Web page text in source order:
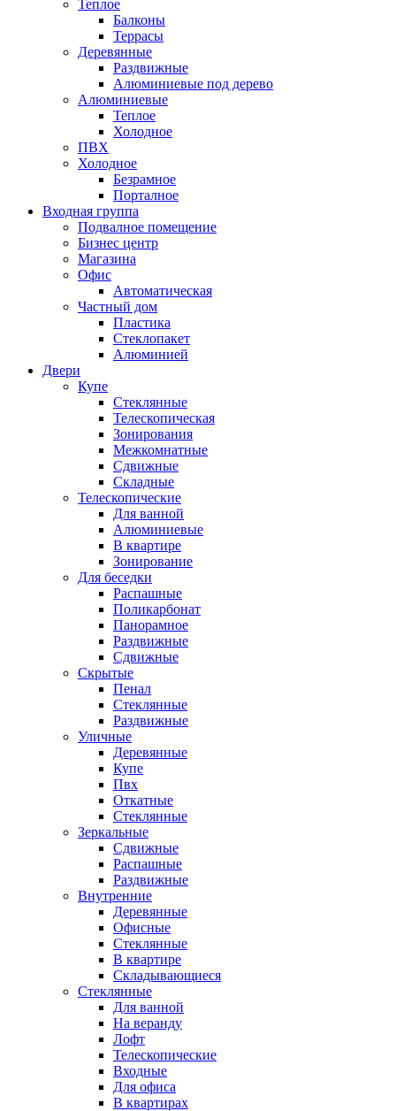
Теплое
Балконы
Террасы
Деревянные
Раздвижные
Алюминиевые под дерево
Алюминиевые
Теплое
Холодное
ПВХ
Холодное
Безрамное
Порталное
Входная группа
Подвалное помещение
Бизнес центр
Магазина
Офис
Автоматическая
Частный дом
Пластика
Стеклопакет
Алюминией
Двери
Купе
Стеклянные
Телескопическая
Зонирования
Межкомнатные
Сдвижные
Складные
Телескопические
Для ванной
Алюминиевые
В квартире
Зонирование
Для беседки
Распашные
Поликарбонат
Панорамное
Раздвижные
Сдвижные
Скрытые
Пенал
Стеклянные
Раздвижные
Уличные
Деревянные
Купе
Пвх
Откатные
Стеклянные
Зеркальные
Сдвижные
Распашные
Раздвижные
Внутренние
Деревянные
Офисные
Стеклянные
В квартире
Складывающиеся
Стеклянные
Для ванной
На веранду
Лофт
Телескопические
Входные
Для офиса
В квартирах